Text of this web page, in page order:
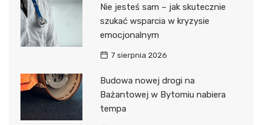
Nie jesteś sam – jak skutecznie
szukać wsparcia w kryzysie
emocjonalnym
7 sierpnia 2026
Budowa nowej drogi na
Bażantowej w Bytomiu nabiera
tempa